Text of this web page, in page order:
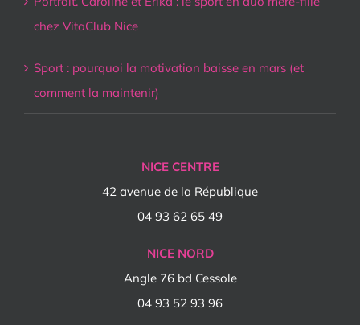
chez VitaClub Nice
Sport : pourquoi la motivation baisse en mars (et
comment la maintenir)
NICE CENTRE
42 avenue de la République
04 93 62 65 49
NICE NORD
Angle 76 bd Cessole
04 93 52 93 96